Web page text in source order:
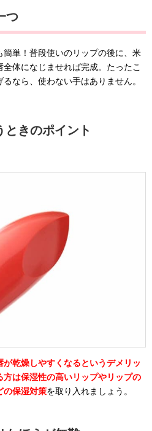
つ
簡単！普段使いのリップの後に、米
体になじませれば完成。たったこ
なら、使わない手はありません。
ときのポイント
が乾燥しやすくなるというデメリッ
方は保湿性の高いリップやリップの
の保湿対策を取り入れましょう。